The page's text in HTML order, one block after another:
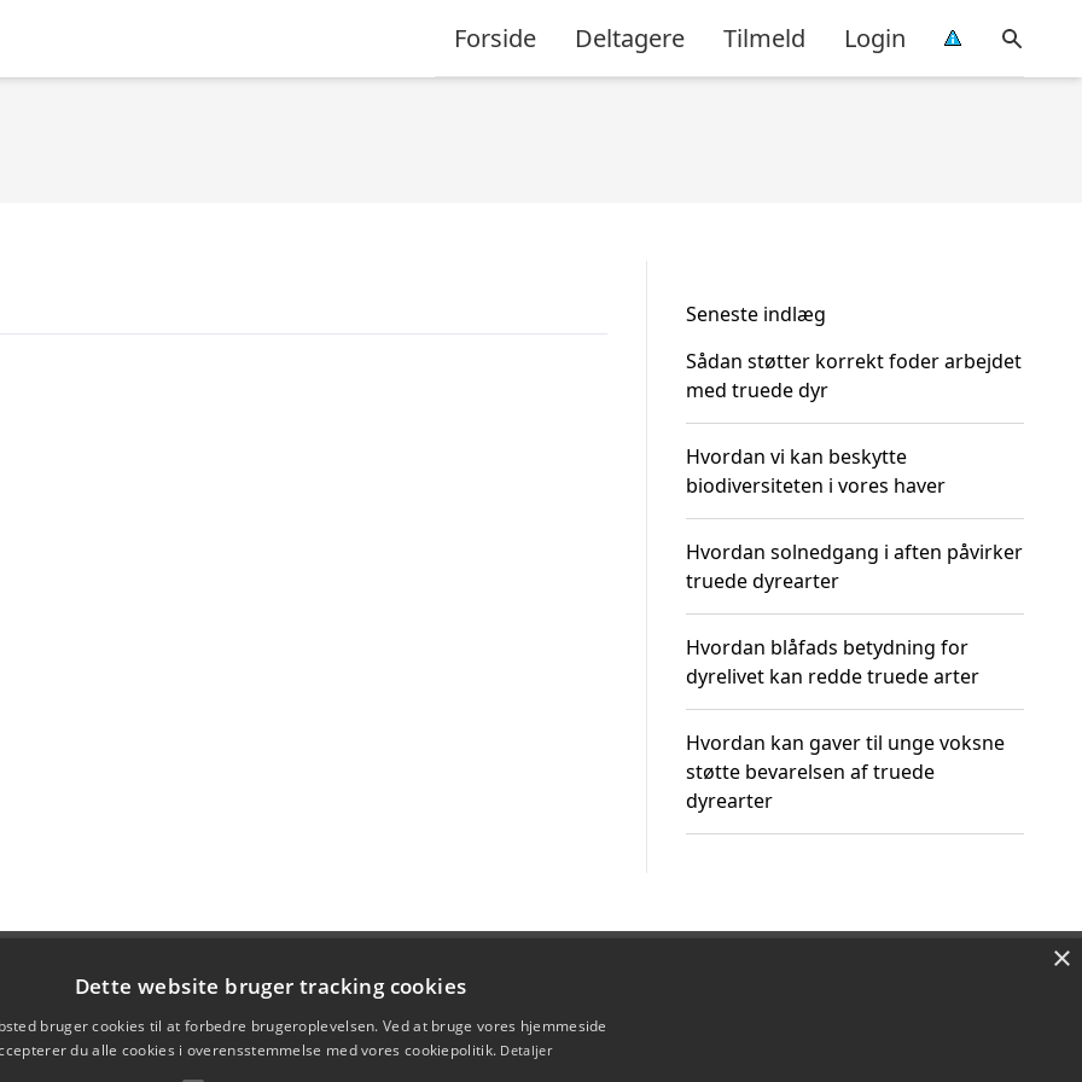
Forside Deltagere Tilmeld Login
Seneste indlæg
Sådan støtter korrekt foder arbejdet
med truede dyr
Hvordan vi kan beskytte
biodiversiteten i vores haver
Hvordan solnedgang i aften påvirker
truede dyrearter
Hvordan blåfads betydning for
dyrelivet kan redde truede arter
Hvordan kan gaver til unge voksne
støtte bevarelsen af truede
dyrearter
×
Dette website bruger tracking cookies
bruger cookies til at forbedre brugeroplevelsen. Ved at bruge vores hjemmeside
du alle cookies i overensstemmelse med vores cookiepolitik. Detaljer